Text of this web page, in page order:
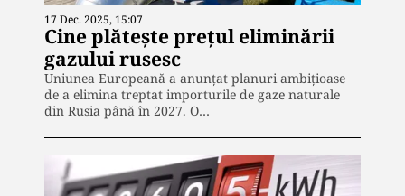
17 Dec. 2025, 15:07
Cine plătește prețul eliminării
gazului rusesc
Uniunea Europeană a anunțat planuri ambițioase
de a elimina treptat importurile de gaze naturale
din Rusia până în 2027. O…